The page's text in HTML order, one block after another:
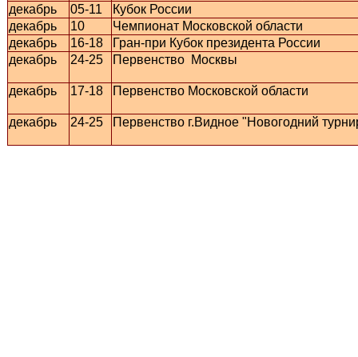
декабрь
05-11
Кубок России
декабрь
10
Чемпионат Московской области
декабрь
16-18
Гран-при Кубок президента России
декабрь
24-25 Первенство Москвы
декабрь 17-18 Первенство Московской области
декабрь 24-25 Первенство г.Видное "Новогодний